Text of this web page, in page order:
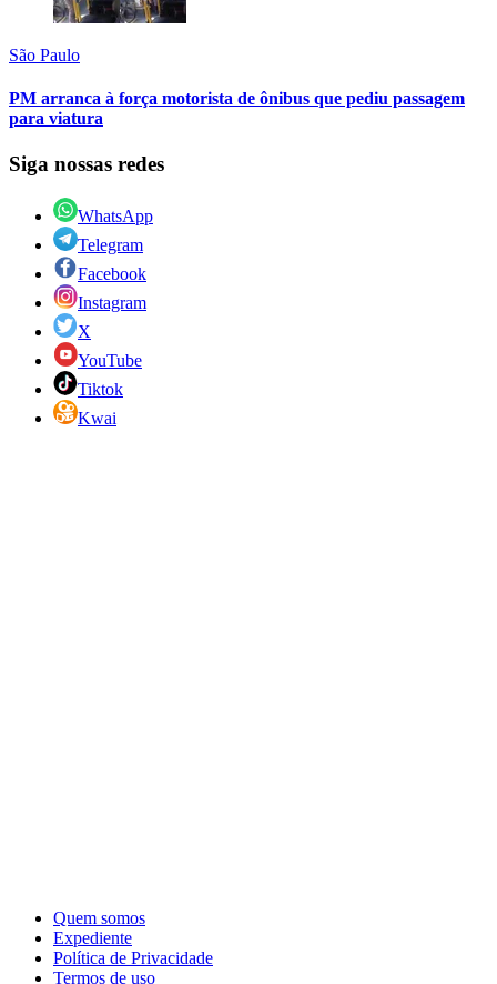
São Paulo
PM arranca à força motorista de ônibus que pediu passagem
para viatura
Siga nossas redes
WhatsApp
Telegram
Facebook
Instagram
X
YouTube
Tiktok
Kwai
Quem somos
Expediente
Política de Privacidade
Termos de uso